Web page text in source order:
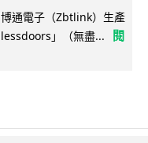
通電子（Zbtlink）生產
」（無盡...
閱